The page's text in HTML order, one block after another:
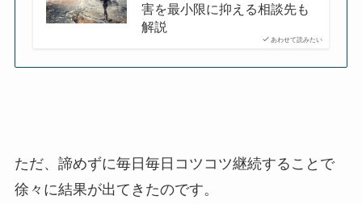
あわせて読みたい
害を最小限に抑える相談先も
解説
ただ、諦めずに毎日毎日コツコツ継続することで
徐々に結果が出てきたのです。